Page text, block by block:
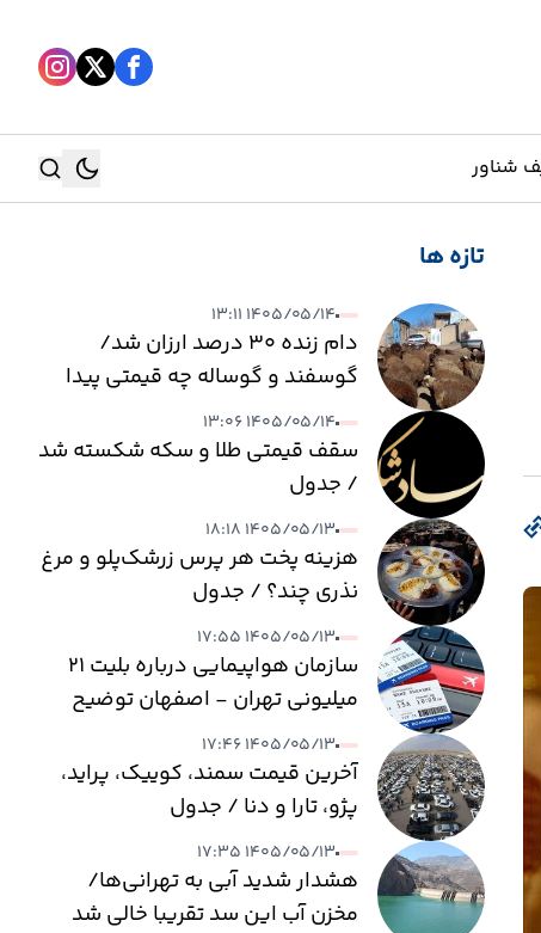
شناور
جستجو
تازه ها
۱۴۰۵/۰۵/۱۴ ۱۳:۱۱
دام زنده ۳۰ درصد ارزان شد/
گوسفند و گوساله چه قیمتی پیدا
کرد؟
۱۴۰۵/۰۵/۱۴ ۱۳:۰۶
سقف قیمتی طلا و سکه شکسته شد
/ جدول
۱۴۰۵/۰۵/۱۳ ۱۸:۱۸
هزینه پخت هر پرس زرشک‌پلو و مرغ
نذری چند؟ / جدول
۱۴۰۵/۰۵/۱۳ ۱۷:۵۵
سازمان هواپیمایی درباره بلیت ۲۱
میلیونی تهران - اصفهان توضیح
داد۱۴۰۵/۰۵/۱۳ ۱۷:۴۶
آخرین قیمت سمند، کوییک، پراید،
پژو، تارا و دنا / جدول
۱۴۰۵/۰۵/۱۳ ۱۷:۳۵
هشدار شدید آبی به تهرانی‌ها/
مخزن آب این سد تقریبا خالی شد